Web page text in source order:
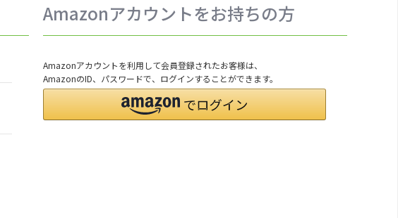
Amazonアカウントをお持ちの方
Amazonアカウントを利用して会員登録されたお客様は、
AmazonのID、パスワードで、ログインすることができます。